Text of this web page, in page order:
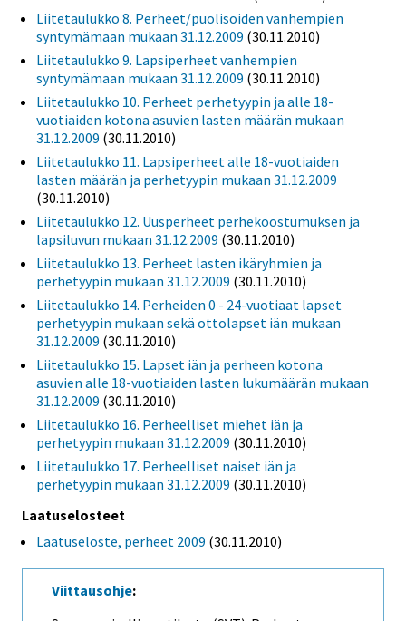
Liitetaulukko 8. Perheet/puolisoiden vanhempien
syntymämaan mukaan 31.12.2009 (30.11.2010)
Liitetaulukko 9. Lapsiperheet vanhempien
syntymämaan mukaan 31.12.2009 (30.11.2010)
Liitetaulukko 10. Perheet perhetyypin ja alle 18-
vuotiaiden kotona asuvien lasten määrän mukaan
31.12.2009 (30.11.2010)
Liitetaulukko 11. Lapsiperheet alle 18-vuotiaiden
lasten määrän ja perhetyypin mukaan 31.12.2009
(30.11.2010)
Liitetaulukko 12. Uusperheet perhekoostumuksen ja
lapsiluvun mukaan 31.12.2009 (30.11.2010)
Liitetaulukko 13. Perheet lasten ikäryhmien ja
perhetyypin mukaan 31.12.2009 (30.11.2010)
Liitetaulukko 14. Perheiden 0 - 24-vuotiaat lapset
perhetyypin mukaan sekä ottolapset iän mukaan
31.12.2009 (30.11.2010)
Liitetaulukko 15. Lapset iän ja perheen kotona
asuvien alle 18-vuotiaiden lasten lukumäärän mukaan
31.12.2009 (30.11.2010)
Liitetaulukko 16. Perheelliset miehet iän ja
perhetyypin mukaan 31.12.2009 (30.11.2010)
Liitetaulukko 17. Perheelliset naiset iän ja
perhetyypin mukaan 31.12.2009 (30.11.2010)
Laatuselosteet
Laatuseloste, perheet 2009 (30.11.2010)
Viittausohje: